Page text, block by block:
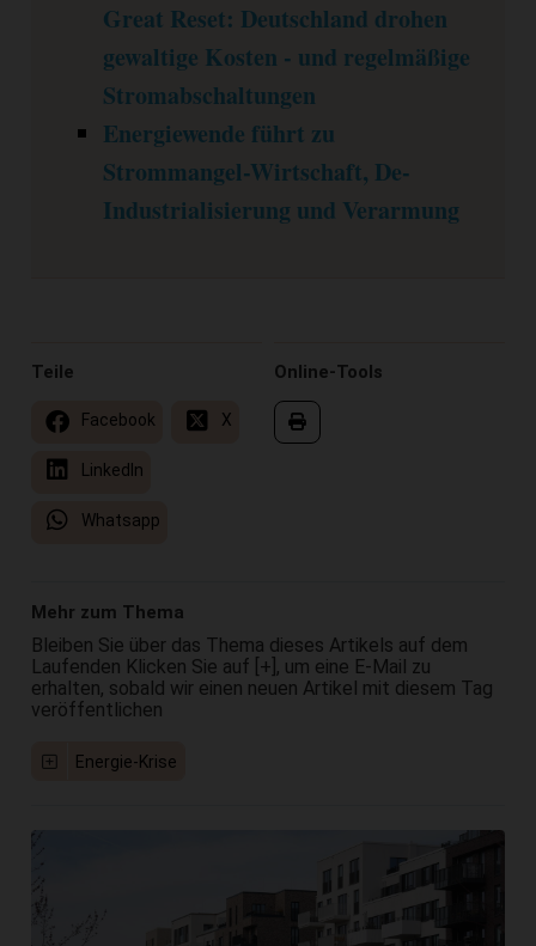
Great Reset: Deutschland drohen
gewaltige Kosten - und regelmäßige
Stromabschaltungen
Energiewende führt zu
Strommangel-Wirtschaft, De-
Industrialisierung und Verarmung
Online-Tools
Teile
Facebook X
LinkedIn
Whatsapp
Mehr zum Thema
Bleiben Sie über das Thema dieses Artikels auf dem
Laufenden Klicken Sie auf [+], um eine E-Mail zu
erhalten, sobald wir einen neuen Artikel mit diesem Tag
veröffentlichen
Energie-Krise